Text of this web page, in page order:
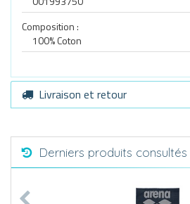
Composition :
100% Coton
Livraison et retour
Derniers produits consultés